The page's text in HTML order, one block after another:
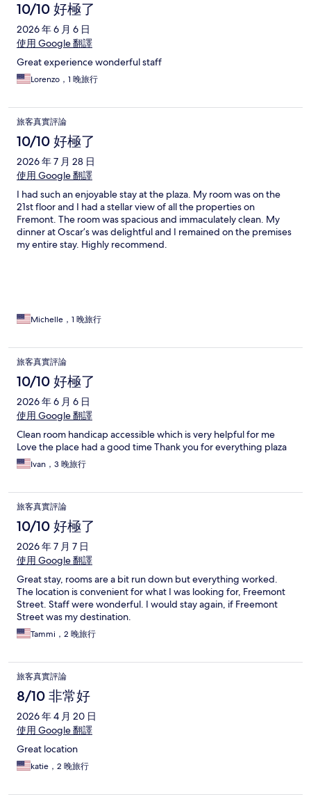
10/10 好極了
2026 年 6 月 6 日
使用 Google 翻譯
Great experience wonderful staff
Lorenzo，1 晚旅行
旅客真實評論
10/10 好極了
2026 年 7 月 28 日
使用 Google 翻譯
I had such an enjoyable stay at the plaza. My room was on the
21st floor and I had a stellar view of all the properties on
Fremont. The room was spacious and immaculately clean. My
dinner at Oscar’s was delightful and I remained on the premises
my entire stay. Highly recommend.
Michelle，1 晚旅行
旅客真實評論
10/10 好極了
2026 年 6 月 6 日
使用 Google 翻譯
Clean room handicap accessible which is very helpful for me
Love the place had a good time Thank you for everything plaza
Ivan，3 晚旅行
旅客真實評論
10/10 好極了
2026 年 7 月 7 日
使用 Google 翻譯
Great stay, rooms are a bit run down but everything worked.
The location is convenient for what I was looking for, Freemont
Street. Staff were wonderful. I would stay again, if Freemont
Street was my destination.
Tammi，2 晚旅行
旅客真實評論
8/10 非常好
2026 年 4 月 20 日
使用 Google 翻譯
Great location
katie，2 晚旅行